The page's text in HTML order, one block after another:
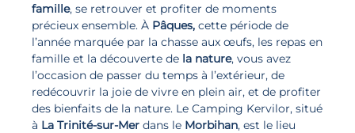
famille, se retrouver et profiter de moments
précieux ensemble. À Pâques, cette période de
l’année marquée par la chasse aux œufs, les repas en
famille et la découverte de la nature, vous avez
l’occasion de passer du temps à l’extérieur, de
redécouvrir la joie de vivre en plein air, et de profiter
des bienfaits de la nature. Le Camping Kervilor, situé
à La Trinité-sur-Mer dans le Morbihan, est le lieu